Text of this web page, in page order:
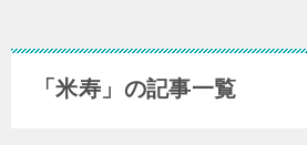
「米寿」の記事一覧